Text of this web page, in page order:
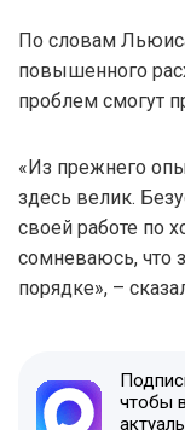
По словам
повышенного
проблем смогут
«Из прежнего
здесь велик.
своей работе по
сомневаюсь, что
порядке», –
чтобы